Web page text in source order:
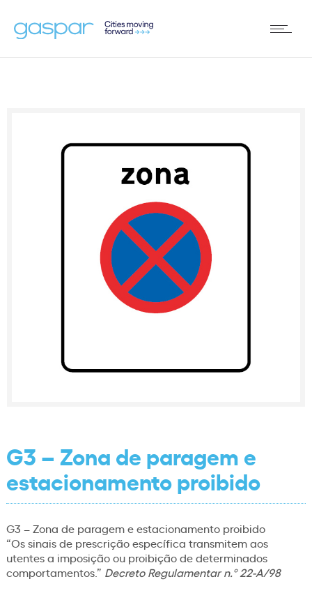
G3 – Zona de paragem e
estacionamento proibido
G3 – Zona de paragem e estacionamento proibido
“Os sinais de prescrição específica transmitem aos
utentes a imposição ou proibição de determinados
comportamentos.” Decreto Regulamentar n.º 22-A/98